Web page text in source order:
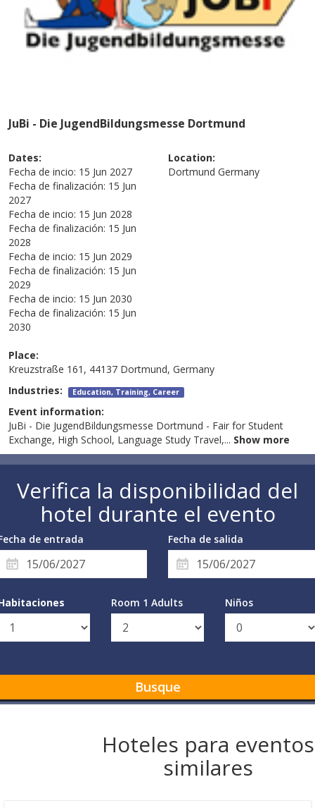
JuBi - Die JugendBildungsmesse Dortmund
Dates:
Fecha de incio: 15 Jun 2027
Fecha de finalización: 15 Jun
2027
Fecha de incio: 15 Jun 2028
Fecha de finalización: 15 Jun
2028
Fecha de incio: 15 Jun 2029
Fecha de finalización: 15 Jun
2029
Fecha de incio: 15 Jun 2030
Fecha de finalización: 15 Jun
2030
Location:
Dortmund Germany
Place:
Kreuzstraße 161, 44137 Dortmund, Germany
Industries: Education, Training, Career
Event information:
JuBi - Die JugendBildungsmesse Dortmund - Fair for Student
Exchange, High School, Language Study Travel,... Show more
Verifica la disponibilidad del
hotel durante el evento
de entrada Fecha de salida
Room 1 Adults Niños
Busque
Hoteles para eventos
similares